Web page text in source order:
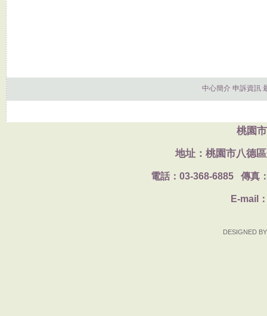
中心簡介 申訴資訊
桃園
地址：桃園市八德
電話： 03-368-6885 傳真
E-mail
DESIGNED